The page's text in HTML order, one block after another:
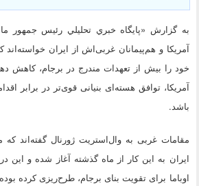
به گزارش «پايگاه خبري تحليلي رئيس جمهور
آمریکا و هم‌پیمانان غربی‌اش از ایران خواسته‌اند
خود را بیش از تعهدات مندرج در برجام، کاهش
آمریکا، توافق هسته‌ای بنیانی قوی‌تر در برابر
باشد.
مقامات غربی به وال‌استریت ژورنال گفته‌اند که
ایران به این کار از ماه گذشته آغاز شده و این
اوباما برای تقویت بنای برجام، طرح‌ریزی کرده